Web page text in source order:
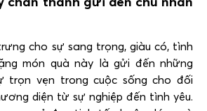
cho sự sang trọng, giàu có, tình
món quà này là gửi đến những
trọn vẹn trong cuộc sống cho đối
diện từ sự nghiệp đến tình yêu.